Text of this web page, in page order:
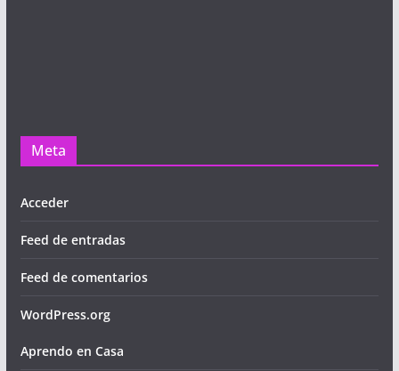
Meta
Acceder
Feed de entradas
Feed de comentarios
WordPress.org
Aprendo en Casa